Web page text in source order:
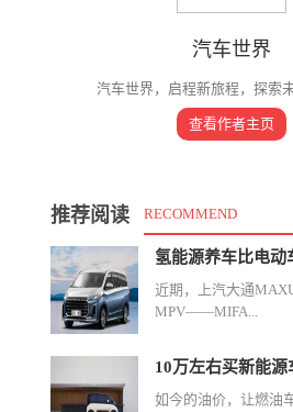
汽车世界
汽车世界，启程新旅程，探索
查看作者主页
推荐阅读 RECOMMEND
氢能源养车比电动
近期，上汽大通
MPV——MIFA...
10万左右买新能源
如今的油价，让燃油